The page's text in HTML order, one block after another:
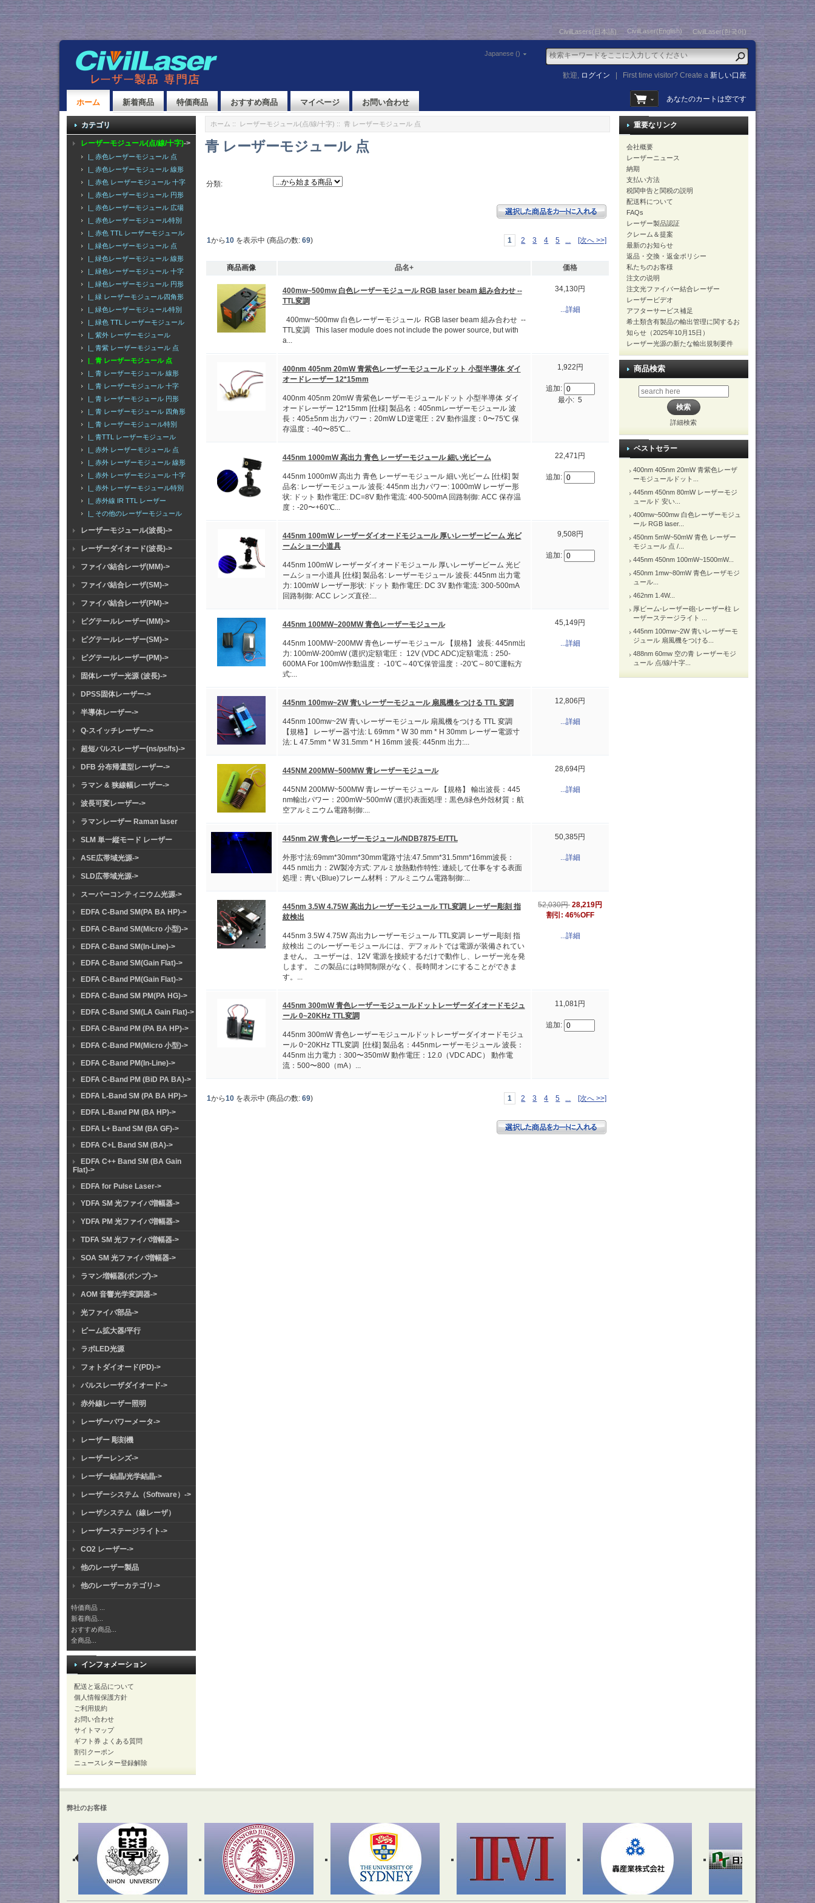
CivilLasers(日本語) CivilLaser(English) CivilLaser(한국어)
Japanese ()
歓迎, ログイン First time visitor? Create a新しい口座
ホーム 新着商品 特価商品 おすすめ商品 マイページ お問い合わせ あなたのカートは空です
カテゴリ
レーザーモジュール(点/線/十字)->
|_ 赤色レーザーモジュール 点
|_ 赤色レーザーモジュール 線形
|_ 赤色 レーザーモジュール 十字
|_ 赤色レーザーモジュール 円形
|_ 赤色レーザーモジュール 広場
|_ 赤色レーザーモジュール特別
|_ 赤色 TTL レーザーモジュール
|_ 緑色レーザーモジュール 点
|_ 緑色レーザーモジュール 線形
|_ 緑色レーザーモジュール 十字
|_ 緑色レーザーモジュール 円形
|_ 緑 レーザーモジュール四角形
|_ 緑色レーザーモジュール特別
|_ 緑色 TTL レーザーモジュール
|_ 紫外 レーザーモジュール
|_ 青紫 レーザーモジュール 点
|_ 青 レーザーモジュール 点
|_ 青 レーザーモジュール 線形
|_ 青 レーザーモジュール 十字
|_ 青 レーザーモジュール 円形
|_ 青 レーザーモジュール 四角形
|_ 青 レーザーモジュール特別
|_ 青TTL レーザーモジュール
|_ 赤外 レーザーモジュール 点
|_ 赤外 レーザーモジュール 線形
|_ 赤外 レーザーモジュール 十字
|_ 赤外 レーザーモジュール特別
|_ 赤外線 IR TTL レーザー
|_ その他のレーザーモジュール
レーザーモジュール(波長)->
レーザーダイオード(波長)->
ファイバ結合レーザ(MM)->
ファイバ結合レーザ(SM)->
ファイバ結合レーザ(PM)->
ピグテールレーザー(MM)->
ピグテールレーザー(SM)->
ピグテールレーザー(PM)->
固体レーザー光源 (波長)->
DPSS固体レーザー->
半導体レーザー->
Q-スイッチレーザー->
超短パルスレーザー(ns/ps/fs)->
DFB 分布帰還型レーザー->
ラマン & 狭線幅レーザー->
波長可変レーザー->
ラマンレーザー Raman laser
SLM 単一縦モード レーザー
ASE広帯域光源->
SLD広帯域光源->
スーパーコンティニウム光源->
EDFA C-Band SM(PA BA HP)->
EDFA C-Band SM(Micro 小型)->
EDFA C-Band SM(In-Line)->
EDFA C-Band SM(Gain Flat)->
EDFA C-Band PM(Gain Flat)->
EDFA C-Band SM PM(PA HG)->
EDFA C-Band SM(LA Gain Flat)->
EDFA C-Band PM (PA BA HP)->
EDFA C-Band PM(Micro 小型)->
EDFA C-Band PM(In-Line)->
EDFA C-Band PM (BiD PA BA)->
EDFA L-Band SM (PA BA HP)->
EDFA L-Band PM (BA HP)->
EDFA L+ Band SM (BA GF)->
EDFA C+L Band SM (BA)->
EDFA C++ Band SM (BA Gain
Flat)->
EDFA for Pulse Laser->
YDFA SM 光ファイバ増幅器->
YDFA PM 光ファイバ増幅器->
TDFA SM 光ファイバ増幅器->
SOA SM 光ファイバ増幅器->
ラマン増幅器(ポンプ)->
AOM 音響光学変調器->
光ファイバ部品->
ビーム拡大器/平行
ラボLED光源
フォトダイオード(PD)->
パルスレーザダイオード->
赤外線レーザー照明
レーザーパワーメータ->
レーザー 彫刻機
レーザーレンズ->
レーザー結晶/光学結晶->
レーザーシステム（Software）->
レーザシステム（線レーザ）
レーザーステージライト->
CO2 レーザー->
他のレーザー製品
他のレーザーカテゴリ->
特価商品 ...
新着商品...
おすすめ商品...
全商品...
インフォメーション
配送と返品について
個人情報保護方針
ご利用規約
お問い合わせ
サイトマップ
ギフト券 よくある質問
割引クーポン
ニュースレター登録解除
ホーム :: レーザーモジュール(点/線/十字) :: 青 レーザーモジュール 点
青 レーザーモジュール 点
分類:
1から10を表示中 (商品の数: 69) 1 2 3 4 5 [次へ >>]
商品画像 品名+ 価格
400mw~500mw 白色レーザーモジュール RGB laser beam 組み合わせ --
TTL変調
400mw~500mw 白色レーザーモジュール RGB laser beam 組み合わせ --
TTL変調 This laser module does not include the power source, but with
a...
34,130円
...詳細
400nm 405nm 20mW 青紫色レーザーモジュールドット 小型半導体 ダイ
オードレーザー 12*15mm
400nm 405nm 20mW 青紫色レーザーモジュールドット 小型半導体 ダイ
オードレーザー 12*15mm [仕様] 製品名：405nmレーザーモジュール 波
長：405±5nm 出力パワー：20mW LD逆電圧：2V 動作温度：0〜75℃ 保
存温度：-40〜85℃...
1,922円
追加:
最小: 5
445nm 1000mW 高出力 青色 レーザーモジュール 細い光ビーム
445nm 1000mW 高出力 青色 レーザーモジュール 細い光ビーム [仕様] 製
品名: レーザーモジュール 波長: 445nm 出力パワー: 1000mW レーザー形
状: ドット 動作電圧: DC=8V 動作電流: 400-500mA 回路制御: ACC 保存温
度：-20〜+60℃...
22,471円
追加:
445nm 100mW レーザーダイオードモジュール 厚いレーザービーム 光ビ
ームショー小道具
445nm 100mW レーザーダイオードモジュール 厚いレーザービーム 光ビ
ームショー小道具 [仕様] 製品名: レーザーモジュール 波長: 445nm 出力電
力: 100mW レーザー形状: ドット 動作電圧: DC 3V 動作電流: 300-500mA
回路制御: ACC レンズ直径:...
9,508円
追加:
445nm 100MW~200MW 青色レーザーモジュール
445nm 100MW~200MW 青色レーザーモジュール 【規格】 波長: 445nm出
力: 100mW-200mW (選択)定額電圧： 12V (VDC ADC)定額電流：250-
600MA For 100mW作動温度： -10℃～40℃保管温度：-20℃～80℃運転方
式:...
45,149円
...詳細
445nm 100mw~2W 青いレーザーモジュール 扇風機をつける TTL 変調
445nm 100mw~2W 青いレーザーモジュール 扇風機をつける TTL 変調
【規格】 レーザー器寸法: L 69mm * W 30 mm * H 30mm レーザー電源寸
法: L 47.5mm * W 31.5mm * H 16mm 波長: 445nm 出力:...
12,806円
...詳細
445NM 200MW~500MW 青レーザーモジュール
445NM 200MW~500MW 青レーザーモジュール 【規格】 輸出波長：445
nm輸出パワー：200mW~500mW (選択)表面処理：黒色/緑色外殻材質：航
空アルミニウム電路制御:...
28,694円
...詳細
445nm 2W 青色レーザーモジュール/NDB7875-E/TTL
外形寸法:69mm*30mm*30mm電路寸法:47.5mm*31.5mm*16mm波長：
445 nm出力：2W製冷方式: アルミ放熱動作特性: 連続して仕事をする表面
処理：靑い(Blue)フレーム材料：アルミニウム電路制御:...
50,385円
...詳細
445nm 3.5W 4.75W 高出力レーザーモジュール TTL変調 レーザー彫刻 指
紋検出
445nm 3.5W 4.75W 高出力レーザーモジュール TTL変調 レーザー彫刻 指
紋検出 このレーザーモジュールには、デフォルトでは電源が装備されてい
ません。 ユーザーは、12V 電源を接続するだけで動作し、レーザー光を発
します。 この製品には時間制限がなく、長時間オンにすることができま
す。...
52,030円 28,219円
割引: 46%OFF
...詳細
445nm 300mW 青色レーザーモジュールドットレーザーダイオードモジュ
ール 0~20KHz TTL変調
445nm 300mW 青色レーザーモジュールドットレーザーダイオードモジュ
ール 0~20KHz TTL変調 [仕様] 製品名：445nmレーザーモジュール 波長：
445nm 出力電力：300〜350mW 動作電圧：12.0（VDC ADC） 動作電
流：500〜800（mA）...
11,081円
追加:
1から10を表示中 (商品の数: 69) 1 2 3 4 5 [次へ >>]
重要なリンク
会社概要
レーザーニュース
納期
支払い方法
税関申告と関税の説明
配送料について
FAQs
レーザー製品認証
クレーム＆提案
最新のお知らせ
返品・交換・返金ポリシー
私たちのお客様
注文の说明
注文光ファイバー結合レーザー
レーザービデオ
アフターサービス補足
希土類含有製品の輸出管理に関するお
知らせ（2025年10月15日）
レーザー光源の新たな輸出規制要件
商品検索
詳細検索
ベストセラー
400nm 405nm 20mW 青紫色レーザ
ーモジュールドット...
445nm 450nm 80mW レーザーモジ
ュールド 安い...
400mw~500mw 白色レーザーモジュ
ール RGB laser...
450nm 5mW~50mW 青色 レーザー
モジュール 点 /...
445nm 450nm 100mW~1500mW...
450nm 1mw~80mW 青色レーザモジ
ュール...
462nm 1.4W...
厚ビーム-レーザー砲-レーザー柱 レ
ーザーステージライト ...
445nm 100mw~2W 青いレーザーモ
ジュール 扇風機をつける...
488nm 60mw 空の青 レーザーモジ
ュール 点/線/十字...
弊社のお客様